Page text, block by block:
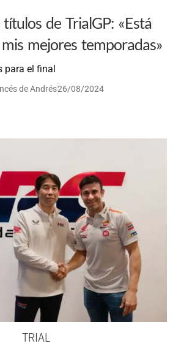
de TrialGP: «Está
mejores temporadas»
para el final
de Andrés26/08/2024
TRIAL